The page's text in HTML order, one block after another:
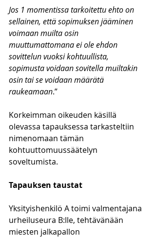
Jos 1 momentissa tarkoitettu ehto on
sellainen, että sopimuksen jääminen
voimaan muilta osin
muuttumattomana ei ole ehdon
sovittelun vuoksi kohtuullista,
sopimusta voidaan sovitella muiltakin
osin tai se voidaan määrätä
raukeamaan.”
Korkeimman oikeuden käsillä
olevassa tapauksessa tarkasteltiin
nimenomaan tämän
kohtuuttomuussäätelyn
soveltumista.
Tapauksen taustat
Yksityishenkilö A toimi valmentajana
urheiluseura B:lle, tehtävänään
miesten jalkapallon